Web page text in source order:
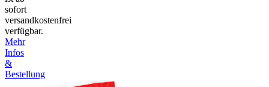
sofort
versandkostenfrei
verfügbar.
Mehr
Infos
&
Bestellung